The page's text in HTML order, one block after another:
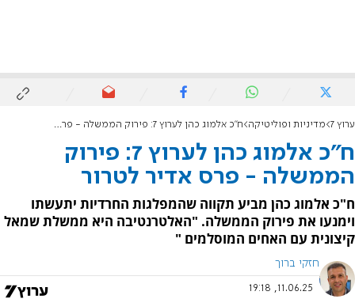
ערוץ 7 מדיניות ופוליטיקה ח"כ אלמוג כהן לערוץ 7: פירוק הממשלה - פרס אדיר לטרור
ח"כ אלמוג כהן לערוץ 7: פירוק
הממשלה - פרס אדיר לטרור
ח"כ אלמוג כהן מביע תקווה שהמפלגות החרדיות יתעשתו
וימנעו את פירוק הממשלה. "האלטרנטיבה היא ממשלת שמאל
קיצונית עם האחים המוסלמים "
חזקי ברוך
11.06.25, 19:18